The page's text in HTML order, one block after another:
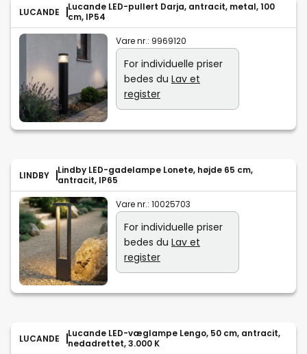
LUCANDE
Lucande LED-pullert Darja, antracit, metal, 100
cm, IP54
Vare nr.: 9969120
For individuelle priser
bedes du Lav et
register
LINDBY
Lindby LED-gadelampe Lonete, højde 65 cm,
antracit, IP65
Vare nr.: 10025703
For individuelle priser
bedes du Lav et
register
LUCANDE
Lucande LED-væglampe Lengo, 50 cm, antracit,
nedadrettet, 3.000 K